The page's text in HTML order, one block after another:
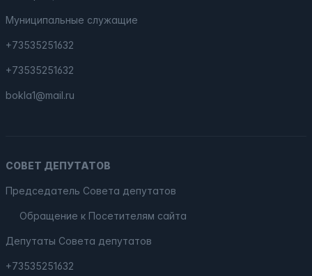
Муниципальные служащие
+73535251632
+73535251632
bokla1@mail.ru
СОВЕТ ДЕПУТАТОВ
Председатель Совета депутатов
Обращение к Посетителям сайта
Депутаты Совета депутатов
+73535251632